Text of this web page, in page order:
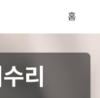
홈
리